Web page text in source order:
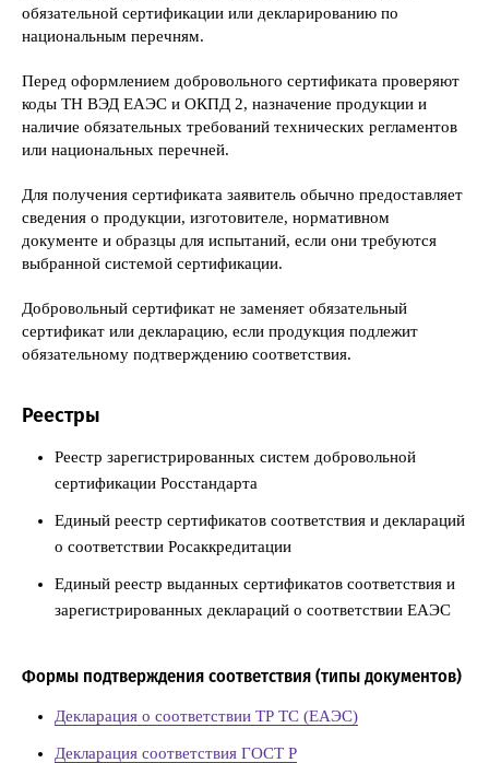
обязательной сертификации или декларированию по
национальным перечням.
Перед оформлением добровольного сертификата проверяют
коды ТН ВЭД ЕАЭС и ОКПД 2, назначение продукции и
наличие обязательных требований технических регламентов
или национальных перечней.
Для получения сертификата заявитель обычно предоставляет
сведения о продукции, изготовителе, нормативном
документе и образцы для испытаний, если они требуются
выбранной системой сертификации.
Добровольный сертификат не заменяет обязательный
сертификат или декларацию, если продукция подлежит
обязательному подтверждению соответствия.
Реестры
Реестр зарегистрированных систем добровольной
сертификации Росстандарта
Единый реестр сертификатов соответствия и деклараций
о соответствии Росаккредитации
Единый реестр выданных сертификатов соответствия и
зарегистрированных деклараций о соответствии ЕАЭС
Формы подтверждения соответствия (типы документов)
Декларация о соответствии ТР ТС (ЕАЭС)
Декларация соответствия ГОСТ Р